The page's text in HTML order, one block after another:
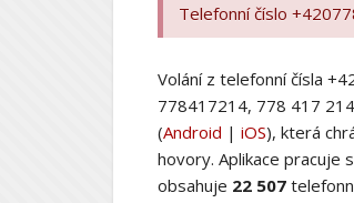
Telefonní číslo
Volání z telefonní čísla
778417214, 778 417
(Android | iOS), která
hovory. Aplikace pracuje
obsahuje 22 507